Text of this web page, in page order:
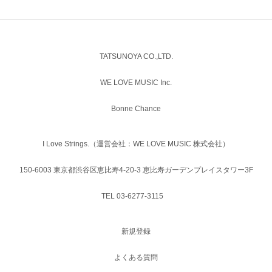
TATSUNOYA CO.,LTD.
WE LOVE MUSIC Inc.
Bonne Chance
I Love Strings.（運営会社：WE LOVE MUSIC 株式会社）
150-6003 東京都渋谷区恵比寿4-20-3 恵比寿ガーデンプレイスタワー3F
TEL 03-6277-3115
新規登録
よくある質問